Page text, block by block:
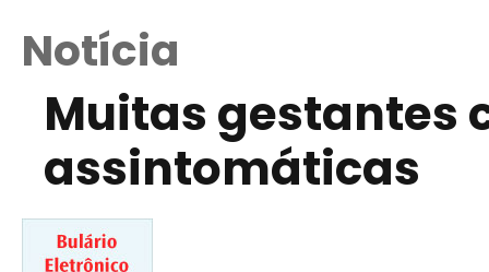
Notícia
Muitas gestantes
assintomáticas